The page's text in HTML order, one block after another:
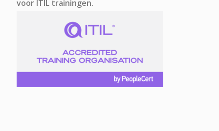
voor ITIL trainingen.